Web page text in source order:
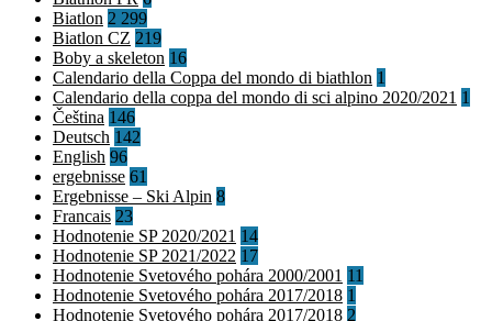
Biatlon 2 299
Biatlon CZ 219
Boby a skeleton 16
Calendario della Coppa del mondo di biathlon 1
Calendario della coppa del mondo di sci alpino 2020/2021 1
Čeština 146
Deutsch 142
English 96
ergebnisse 61
Ergebnisse – Ski Alpin 8
Francais 23
Hodnotenie SP 2020/2021 14
Hodnotenie SP 2021/2022 17
Hodnotenie Svetového pohára 2000/2001 11
Hodnotenie Svetového pohára 2017/2018 1
Hodnotenie Svetového pohára 2017/2018 2